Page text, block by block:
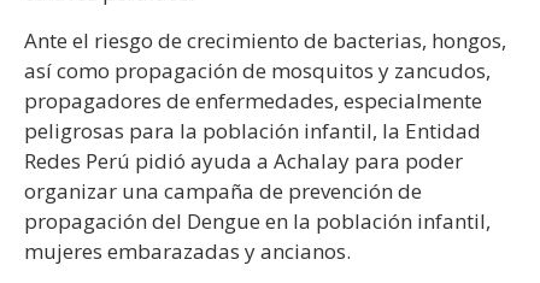
Ante el riesgo de crecimiento de bacterias, hongos,
así como propagación de mosquitos y zancudos,
propagadores de enfermedades, especialmente
peligrosas para la población infantil, la Entidad
Redes Perú pidió ayuda a Achalay para poder
organizar una campaña de prevención de
propagación del Dengue en la población infantil,
mujeres embarazadas y ancianos.